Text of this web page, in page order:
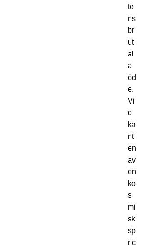
te
ns
br
ut
al
a
öd
e.
Vi
d
ka
nt
en
av
en
ko
s
mi
sk
sp
ric